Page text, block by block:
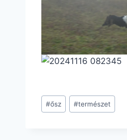
Post
Tags:
#ősz #természet